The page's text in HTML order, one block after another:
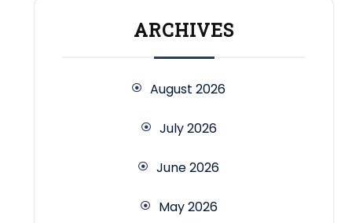
ARCHIVES
August 2026
July 2026
June 2026
May 2026